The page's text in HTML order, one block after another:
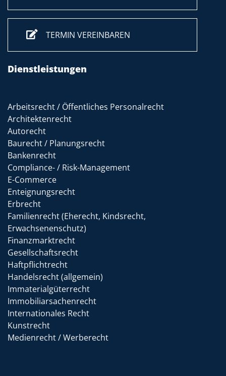
TERMIN VEREINBAREN
Dienstleistungen
Arbeitsrecht / Öffentliches Personalrecht
Architektenrecht
Autorecht
Baurecht / Planungsrecht
Bankenrecht
Compliance- / Risk-Management
E-Commerce
Enteignungsrecht
Erbrecht
Familienrecht (Eherecht, Kindsrecht,
Erwachsenenschutz)
Finanzmarktrecht
Gesellschaftsrecht
Haftpflichtrecht
Handelsrecht (allgemein)
Immaterialgüterrecht
Immobiliarsachenrecht
Internationales Recht
Kunstrecht
Medienrecht / Werberecht